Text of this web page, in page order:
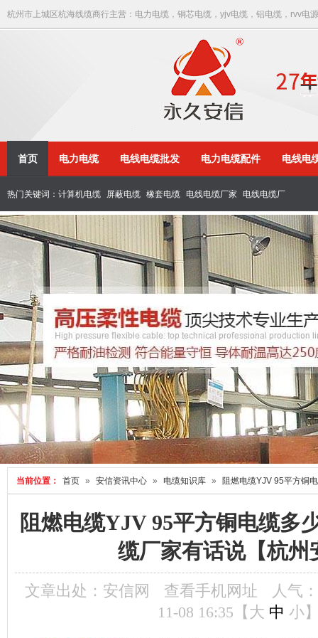
杭州市上城区杭海线缆商行主营：电力电缆，铜芯电缆，yjv电缆，铝电缆，rvv电
首页 电力电缆 电线电缆批发 电力电缆配件 电线电
热门关键词： 计算机电缆 屏蔽电缆 橡套电缆 电线电缆厂家 电线电缆厂
当前位置： 首页 » 安信资讯中心 » 电缆知识库 » 阻燃电缆YJV 95平方铜
阻燃电缆YJV 95平方铜电缆多
缆厂家有话说【杭州
文章出处：安信网 查看手机网址
人气：
11-08 16:35【 大 中 小